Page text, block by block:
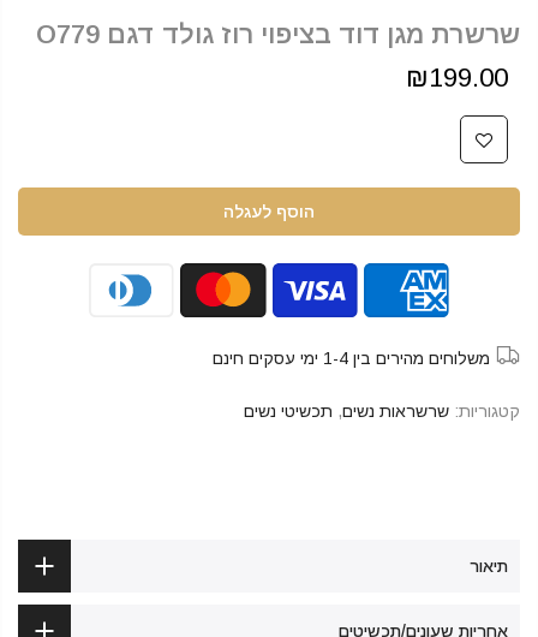
שרשרת מגן דוד בציפוי רוז גולד דגם O779
₪199.00
הוסף לעגלה
משלוחים מהירים בין 1-4 ימי עסקים חינם
קטגוריות: שרשראות נשים, תכשיטי נשים
תיאור
אחריות שעונים/תכשיטים